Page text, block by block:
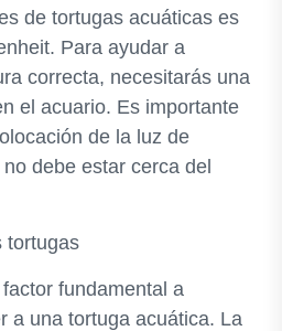
de tortugas acuáticas es
Para ayudar a
correcta, necesitarás una
el acuario. Es importante
de la luz de
debe estar cerca del
tortugas
fundamental a
a una tortuga acuática. La